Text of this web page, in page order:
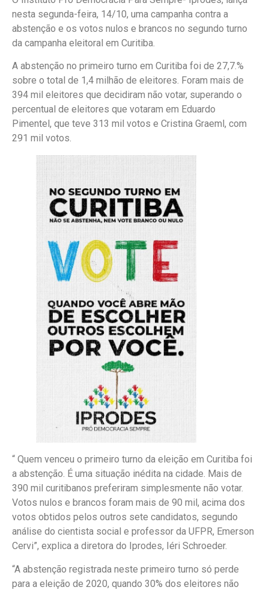
nesta segunda-feira, 14/10, uma campanha contra a
abstenção e os votos nulos e brancos no segundo turno
da campanha eleitoral em Curitiba.
A abstenção no primeiro turno em Curitiba foi de 27,7.%
sobre o total de 1,4 milhão de eleitores. Foram mais de
394 mil eleitores que decidiram não votar, superando o
percentual de eleitores que votaram em Eduardo
Pimentel, que teve 313 mil votos e Cristina Graeml, com
291 mil votos.
“ Quem venceu o primeiro turno da eleição em Curitiba foi
a abstenção. É uma situação inédita na cidade. Mais de
390 mil curitibanos preferiram simplesmente não votar.
Votos nulos e brancos foram mais de 90 mil, acima dos
votos obtidos pelos outros sete candidatos, segundo
análise do cientista social e professor da UFPR, Emerson
Cervi”, explica a diretora do Iprodes, Iéri Schroeder.
“A abstenção registrada neste primeiro turno só perde
para a eleição de 2020, quando 30% dos eleitores não